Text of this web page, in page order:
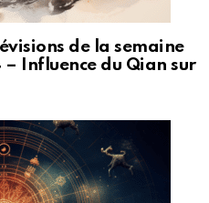
de la semaine
Influence du Qian sur